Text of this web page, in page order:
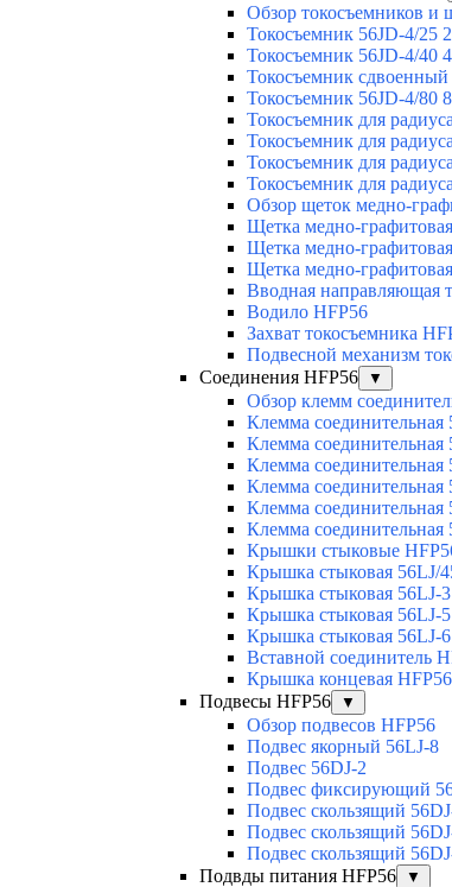
Обзор токосъемников и
Токосъемник 56JD-4/25
Токосъемник 56JD-4/40
Токосъемник
Токосъемник 56JD-4/80
Токосъемник для
Токосъемник для
Токосъемник для
Токосъемник для
Обзор щеток медно-
Щетка медно-
Щетка медно-
Щетка медно-
Вводная направляющая
Водило HFP56
Захват токосъемника
Подвесной механизм
Соединения HFP56
▼
Обзор клемм
Клемма соединительная
Клемма соединительная
Клемма соединительная
Клемма соединительная
Клемма соединительная
Клемма соединительная
Крышки стыковые
Крышка стыковая 56LJ/
Крышка стыковая 56LJ-3
Крышка стыковая 56LJ-5
Крышка стыковая 56LJ-6
Вставной соединитель
Крышка концевая HFP56
Подвесы HFP56
▼
Обзор подвесов HFP56
Подвес якорный 56LJ-8
Подвес 56DJ-2
Подвес фиксирующий
Подвес скользящий
Подвес скользящий
Подвес скользящий
Подвды питания HFP56
▼